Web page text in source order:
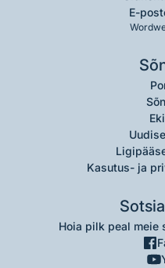
E-post
Kasutus- ja
Hoia pilk peal meie